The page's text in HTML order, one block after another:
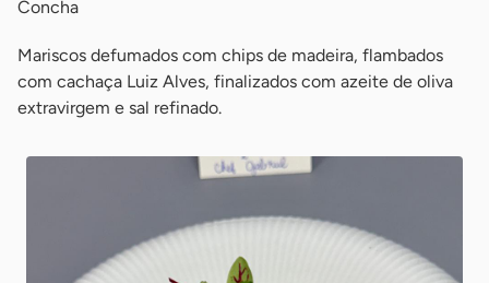
Concha
Mariscos defumados com chips de madeira, flambados
com cachaça Luiz Alves, finalizados com azeite de oliva
extravirgem e sal refinado.